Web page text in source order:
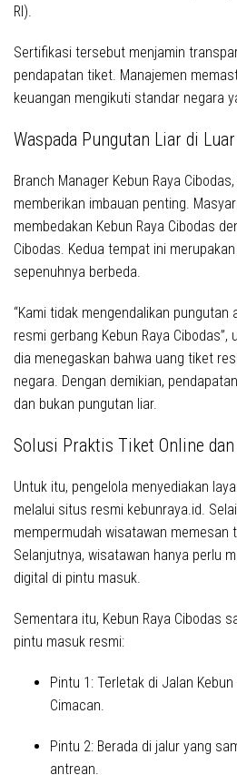
RI).
Sertifikasi tersebut menjamin
pendapatan tiket. Manajemen
keuangan mengikuti standar negara
Waspada Pungutan Liar di
Branch Manager Kebun Raya
memberikan imbauan penting.
membedakan Kebun Raya Cibodas
Cibodas. Kedua tempat ini
sepenuhnya berbeda.
“Kami tidak mengendalikan pungutan
resmi gerbang Kebun Raya Cibodas”,
dia menegaskan bahwa uang tiket
negara. Dengan demikian,
dan bukan pungutan liar.
Solusi Praktis Tiket Online
Untuk itu, pengelola menyediakan
melalui situs resmi kebunraya.id.
mempermudah wisatawan memesan
Selanjutnya, wisatawan hanya perlu
digital di pintu masuk.
Sementara itu, Kebun Raya Cibodas
pintu masuk resmi:
Pintu 1: Terletak di Jalan Kebun
Cimacan.
Pintu 2: Berada di jalur yang
antrean.